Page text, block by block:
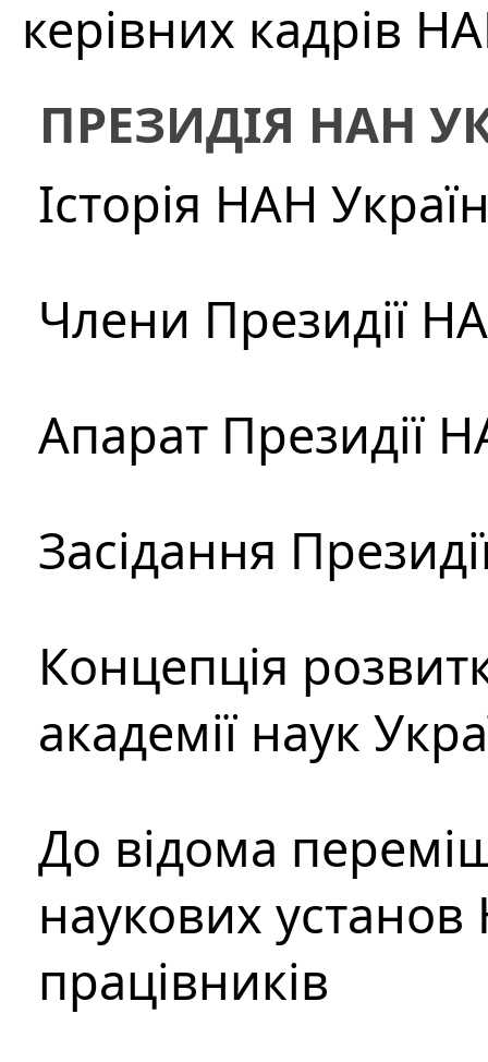
керівних кадрів
ПРЕЗИДІЯ НАН
Історія НАН
Члени Президії
Апарат Президії
Засідання
Концепція
академії наук
До відома
наукових установ
працівників